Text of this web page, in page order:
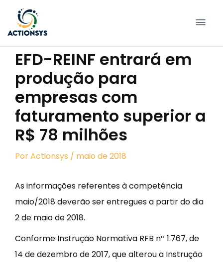
conteúdo
EFD-REINF entrará em
produção para
empresas com
faturamento superior a
R$ 78 milhões
PorActionsys / maio de 2018
As informações referentes à competência
maio/2018 deverão ser entregues a partir do dia
2 de maio de 2018.
Conforme Instrução Normativa RFB nº 1.767, de
14 de dezembro de 2017, que alterou a Instrução